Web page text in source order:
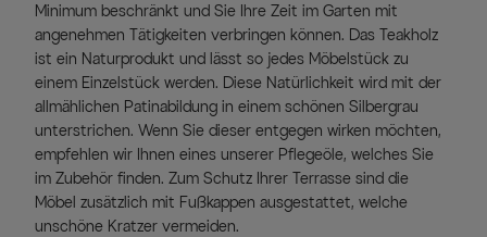
Minimum beschränkt und Sie Ihre Zeit im Garten mit
angenehmen Tätigkeiten verbringen können. Das Teakholz
ist ein Naturprodukt und lässt so jedes Möbelstück zu
einem Einzelstück werden. Diese Natürlichkeit wird mit der
allmählichen Patinabildung in einem schönen Silbergrau
unterstrichen. Wenn Sie dieser entgegen wirken möchten,
empfehlen wir Ihnen eines unserer Pflegeöle, welches Sie
im Zubehör finden. Zum Schutz Ihrer Terrasse sind die
Möbel zusätzlich mit Fußkappen ausgestattet, welche
unschöne Kratzer vermeiden.